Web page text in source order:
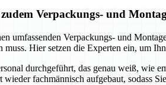
Verpackungs- und
umfassenden Verpackungs- und
Hier setzen die Experten ein, um
durchgeführt, das genau weiß, wie
fachmännisch aufgebaut, sodass